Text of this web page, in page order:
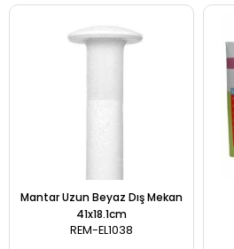
Mantar Uzun Beyaz Dış Mekan
41x18.1cm
REM-EL1038